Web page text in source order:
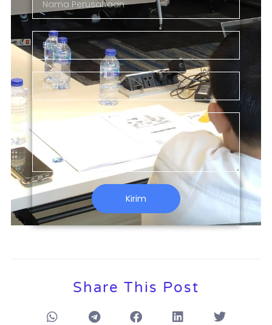
Kirim
Share This Post